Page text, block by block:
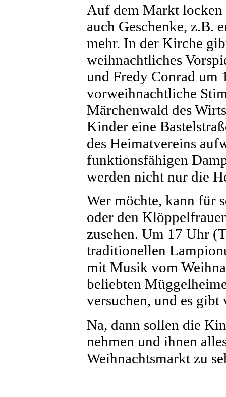
Auf dem Markt locken
auch Geschenke, z.B.
mehr. In der Kirche
weihnachtliches
und Fredy Conrad um
vorweihnachtliche
Märchenwald des
Kinder eine
des Heimatvereins
funktionsfähigen
werden nicht nur die
Wer möchte, kann für
oder den
zusehen. Um 17 Uhr
traditionellen
mit Musik vom
beliebten
versuchen, und es
Na, dann sollen die
nehmen und ihnen
Weihnachtsmarkt zu